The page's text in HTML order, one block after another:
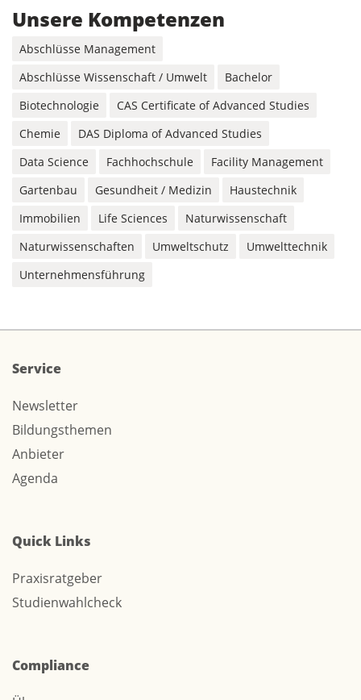
Unsere Kompetenzen
Abschlüsse Management
Abschlüsse Wissenschaft / Umwelt
Bachelor
Biotechnologie
CAS Certificate of Advanced Studies
Chemie
DAS Diploma of Advanced Studies
Data Science
Fachhochschule
Facility Management
Gartenbau
Gesundheit / Medizin
Haustechnik
Immobilien
Life Sciences
Naturwissenschaft
Naturwissenschaften
Umweltschutz
Umwelttechnik
Unternehmensführung
Service
Newsletter
Bildungsthemen
Anbieter
Agenda
Quick Links
Praxisratgeber
Studienwahlcheck
Compliance